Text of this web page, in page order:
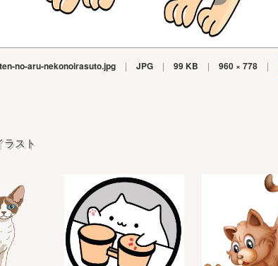
no-aru-nekonoirasuto.jpg | JPG | 99 KB | 960 × 778 |
ラスト